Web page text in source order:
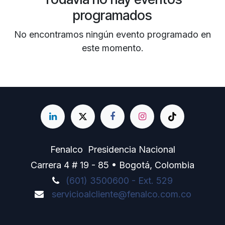
programados
No encontramos ningún evento programado en
este momento.
Fenalco Presidencia Nacional
Carrera 4 # 19 - 85 • Bogotá, Colombia
(601) 3500600 - Ext. 529
servicioalcliente@fenalco.com.co